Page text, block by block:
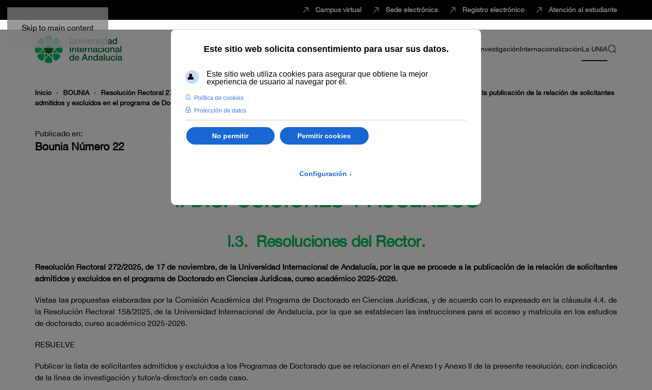
Skip to main content
Campus virtual Sede electrónica Registro electrónico Atención al estudiante
EstudiarInnovaciónVida universitariaProfesorado InvestigaciónInternacionalizaciónLa UNIA
Inicio BOUNIA
Resolución Rectoral 272/2025, de 17 de noviembre, de la Universidad Internacional de Andalucía, por la que se procede a la publicación de la relación de solicitantes
admitidos y excluidos en el programa de Doctorado en Ciencias Jurídicas, curso académico 2025-2026.
Publicado en:
Bounia Número 22
I. DISPOSICIONES Y ACUERDOS
I.3. Resoluciones del Rector.
Resolución Rectoral 272/2025, de 17 de noviembre, de la Universidad Internacional de Andalucía, por la que se procede a la publicación de la relación de solicitantes
admitidos y excluidos en el programa de Doctorado en Ciencias Jurídicas, curso académico 2025-2026.
Vistas las propuestas elaboradas por la Comisión Académica del Programa de Doctorado en Ciencias Jurídicas, y de acuerdo con lo expresado en la cláusula 4.4. de
la Resolución Rectoral 158/2025, de la Universidad Internacional de Andalucía, por la que se establecen las instrucciones para el acceso y matrícula en los estudios
de doctorado, curso académico 2025-2026.
RESUELVE
Publicar la lista de solicitantes admitidos y excluidos a los Programas de Doctorado que se relacionan en el Anexo I y Anexo II de la presente resolución, con indicación
de la línea de investigación y tutor/a-director/a en cada caso.